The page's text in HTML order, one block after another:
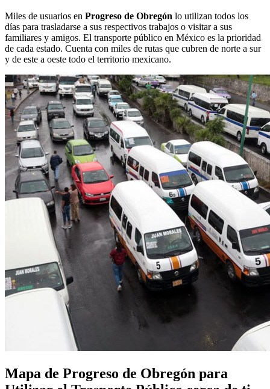
Miles de usuarios en Progreso de Obregón lo utilizan todos los
días para trasladarse a sus respectivos trabajos o visitar a sus
familiares y amigos. El transporte público en México es la prioridad
de cada estado. Cuenta con miles de rutas que cubren de norte a sur
y de este a oeste todo el territorio mexicano.
Mapa de Progreso de Obregón para